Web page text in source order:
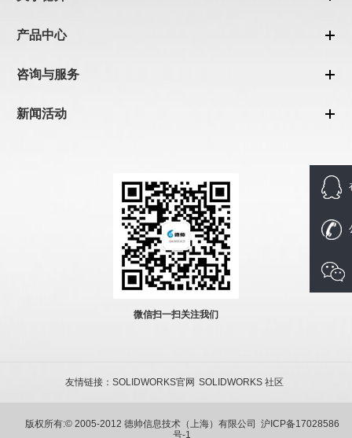
产品中心
咨询与服务
新闻活动
微信扫一扫关注我们
友情链接： SOLIDWORKS官网 SOLIDWORKS 社区
版权所有:© 2005-2012 德帅信息技术（上海）有限公司 沪ICP备17028586
号-1